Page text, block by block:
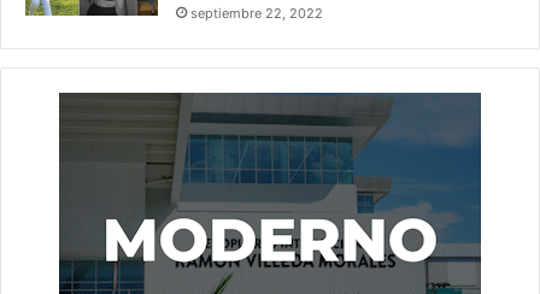
septiembre 22, 2022